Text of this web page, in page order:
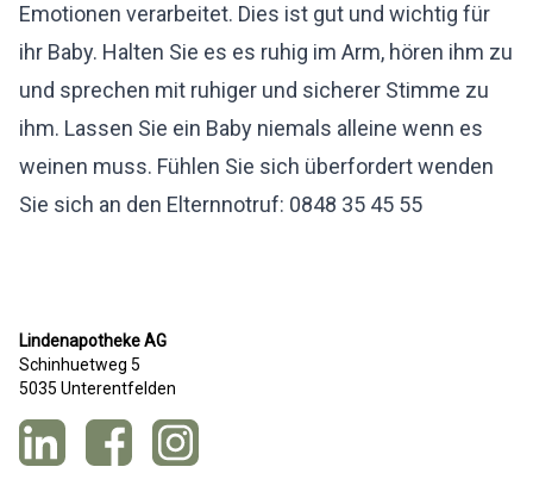
Emotionen verarbeitet. Dies ist gut und wichtig für
ihr Baby. Halten Sie es es ruhig im Arm, hören ihm zu
und sprechen mit ruhiger und sicherer Stimme zu
ihm. Lassen Sie ein Baby niemals alleine wenn es
weinen muss. Fühlen Sie sich überfordert wenden
Sie sich an den Elternnotruf: 0848 35 45 55
Lindenapotheke AG
Schinhuetweg 5
5035 Unterentfelden